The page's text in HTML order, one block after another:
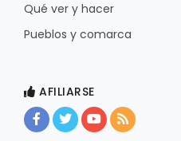
Qué ver y hacer
Pueblos y comarca
AFILIARSE